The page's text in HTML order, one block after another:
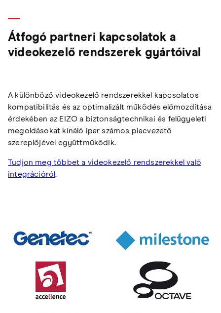
Átfogó partneri kapcsolatok a
videokezelő rendszerek gyártóival
A különböző videokezelő rendszerekkel kapcsolatos
kompatibilitás és az optimalizált működés előmozdítása
érdekében az EIZO a biztonságtechnikai és felügyeleti
megoldásokat kínáló ipar számos piacvezető
szereplőjével együttműködik.
Tudjon meg többet a videokezelő rendszerekkel való
integrációról.